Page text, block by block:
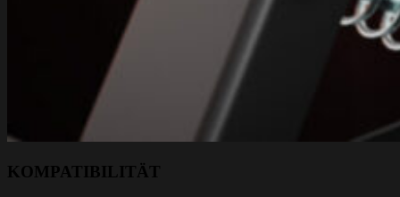
KOMPATIBILITÄT